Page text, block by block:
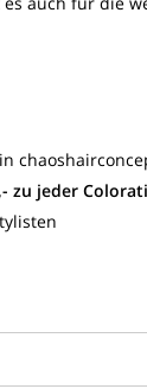
in
zu jeder